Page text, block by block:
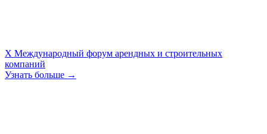
X Международный форум арендных и строительных
компаний
Узнать больше →